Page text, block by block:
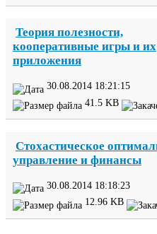
Теория полезности,
кооперативные игры и их
приложения
30.08.2014 18:21:15
41 5 KB
Стохастическое
управление и финансы
30 08 2014 18:18:23
12 96 KB